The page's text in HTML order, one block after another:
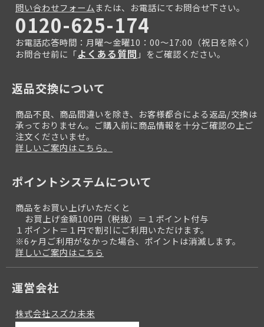
問い合わせフォームまたは、お電話にてお問合せ下さい。
0120-625-174
お電話応答時間：月曜～金曜10：00～17:00（祝日を除く）
お問合せ前に「よくある質問 」をご確認ください。
返品交換について
商品不良、商品間違いを除き、お客様都合による返品/交換は
承っておりません。ご購入前に商品情報を十分ご確認の上ご
注文くださいませ。
詳しいご案内はこちら。
ポイントシステムについて
商品をお買い上げいただくと
お買上げ金額100円（税抜）＝１ポイント付与
１ポイント＝１円で割引にご利用いただけます。
※6ヶ月ご利用がなかった場合、ポイントは消滅します。
詳しいご案内はこちら
運営会社
株式会社スズカ未来